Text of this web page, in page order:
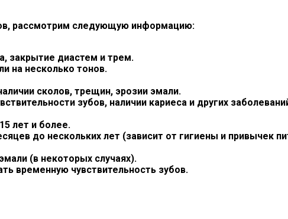
рассмотрим следующую информацию:
закрытие диастем и трем.
на несколько тонов.
сколов, трещин, эрозии эмали.
зубов, наличии кариеса и других
лет и более.
до нескольких лет (зависит от гигиены и привычек
(в некоторых случаях).
временную чувствительность зубов.